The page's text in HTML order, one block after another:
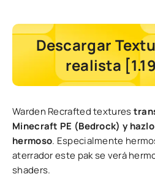
Descargar
realista
Warden Recrafted textures
Minecraft PE (Bedrock) y
hermoso. Especialmente
aterrador este pak se verá
shaders.